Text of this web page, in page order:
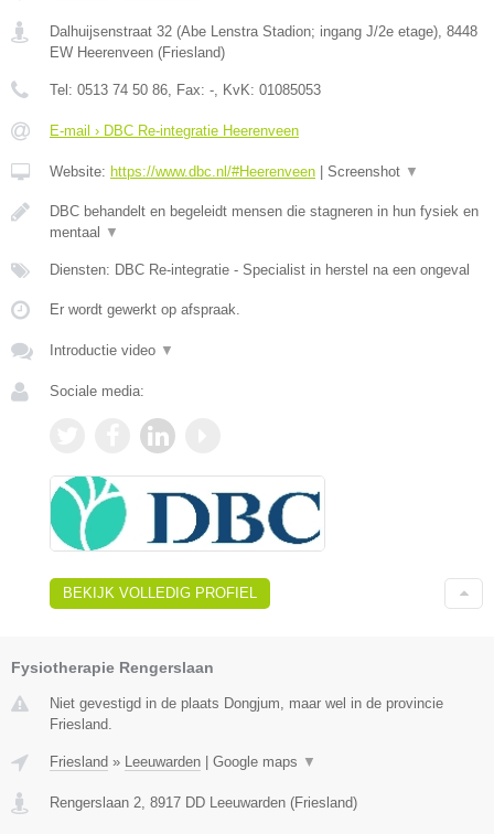
Dalhuijsenstraat 32 (Abe Lenstra Stadion; ingang J/2e etage), 8448
EW Heerenveen (Friesland)
Tel: 0513 74 50 86, Fax: -, KvK: 01085053
E-mail › DBC Re-integratie Heerenveen
Website: https://www.dbc.nl/#Heerenveen Screenshot ▼
DBC behandelt en begeleidt mensen die stagneren in hun fysiek en
mentaal
▼
Diensten: DBC Re-integratie - Specialist in herstel na een ongeval
Er wordt gewerkt op afspraak.
Introductie video ▼
Sociale media:
BEKIJK VOLLEDIG PROFIEL
Fysiotherapie Rengerslaan
Niet gevestigd in de plaats Dongjum, maar wel in de provincie
Friesland.
Friesland » Leeuwarden Google maps ▼
Rengerslaan 2, 8917 DD Leeuwarden (Friesland)